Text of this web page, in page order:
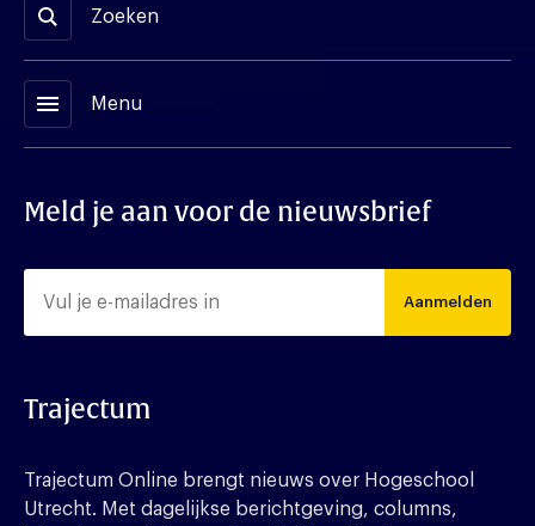
Zoeken
menu Menu
Meld je aan voor de nieuwsbrief
Aanmelden
Trajectum
Trajectum Online brengt nieuws over Hogeschool
Utrecht. Met dagelijkse berichtgeving, columns,